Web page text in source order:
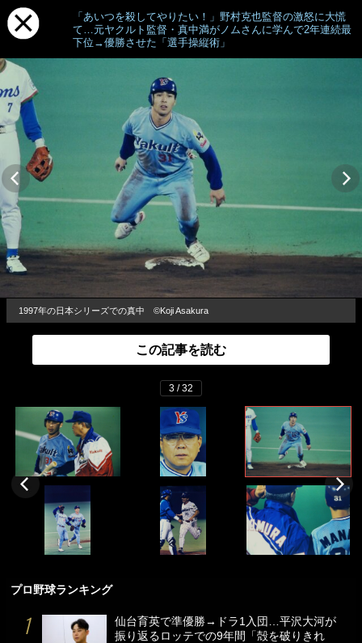
「あいつを殺してやりたい！」野村克也監督の激怒に大慌
て…元ヤクルト監督・真中満がノムさんに学んで2年連続最
下位→優勝させた「選手操縦術」
1997年の日本シリーズでの真中 ©Koji Asakura
この記事を読む
3 / 32
プロ野球ランキング
仙台育英で準優勝→ドラ1入団…平沢大河が
振り返るロッテでの9年間「殻を破りきれ